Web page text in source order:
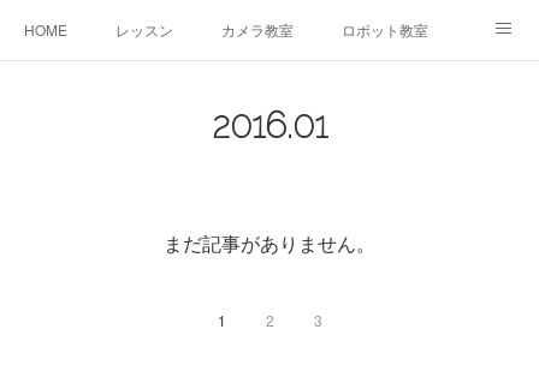
HOME レッスン カメラ教室 ロボット教室
2016.01
まだ記事がありません。
1 2 3